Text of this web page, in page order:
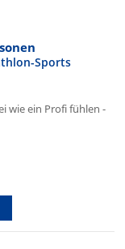
Sports
wie ein Profi fühlen -